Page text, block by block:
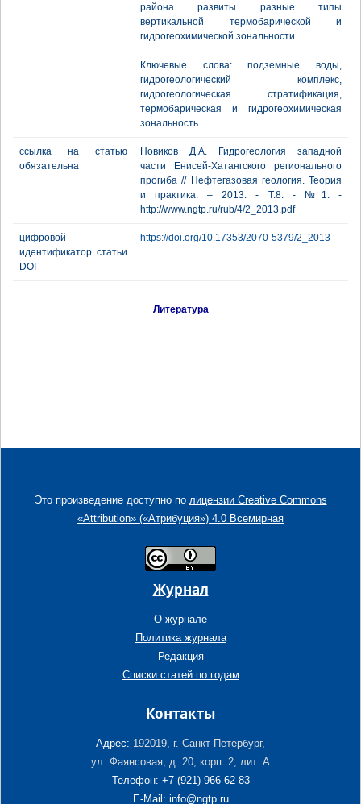
района развиты разные типы
вертикальной термобарической и
гидрогеохимической зональности.
Ключевые слова: подземные воды,
гидрогеологический комплекс,
гидрогеологическая стратификация,
термобарическая и гидрогеохимическая
зональность.
ссылка на статью
обязательна
Новиков Д.А. Гидрогеология западной
части Енисей-Хатангского регионального
прогиба // Нефтегазовая геология. Теория
и практика. – 2013. - Т.8. - №1. -
http://www.ngtp.ru/rub/4/2_2013.pdf
цифровой
идентификатор статьи
DOI
https://doi.org/10.17353/2070-5379/2_2013
Литература
Это произведение доступно по лицензии Creative Commons
«Attribution» («Атрибуция») 4.0 Всемирная
Журнал
О журнале
Политика журнала
Редакция
Списки статей по годам
Контакты
Адрес: 192019, г. Санкт-Петербург,
ул. Фаянсовая, д. 20, корп. 2, лит. А
Телефон: +7 (921) 966-62-83
E-Mail: info@ngtp.ru